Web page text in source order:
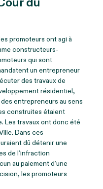
promoteurs ont agi à
constructeurs-
qui sont
un entrepreneur
des travaux de
résidentiel,
entrepreneurs au sens
construites étaient
Les travaux ont donc été
Dans ces
dû détenir une
de l’infraction
au paiement d’une
les promoteurs